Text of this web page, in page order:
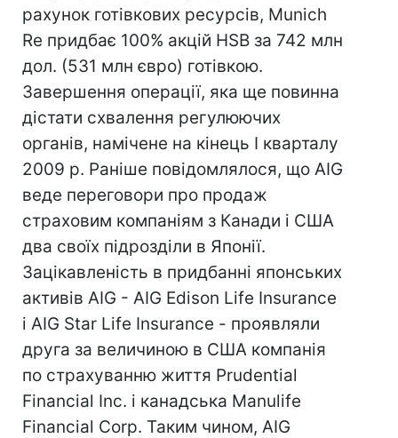
рахунок готівкових ресурсів, Munich
Re придбає 100% акцій HSB за 742 млн
дол. (531 млн євро) готівкою.
Завершення операції, яка ще повинна
дістати схвалення регулюючих
органів, намічене на кінець I кварталу
2009 р. Раніше повідомлялося, що AIG
веде переговори про продаж
страховим компаніям з Канади і США
два своїх підрозділи в Японії.
Зацікавленість в придбанні японських
активів AIG - AIG Edison Life Insurance
і AIG Star Life Insurance - проявляли
друга за величиною в США компанія
по страхуванню життя Prudential
Financial Inc. і канадська Manulife
Financial Corp. Таким чином, AIG